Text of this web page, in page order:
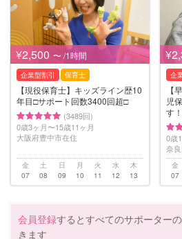
¥2,500 〜 /1時間
企業型割引 保育士
【現役保育士】キッズライン歴10
年目□️サポート回数3400回超□️
(3489回)
0歳3ヶ月〜15歳11ヶ月
大阪府豊中市在住
金
07
土
08
日
09
月
10
火
11
水
12
木
13
企
【
児
す！
0歳
奈
金
07
会員登録するとすべてのサポーター
きます